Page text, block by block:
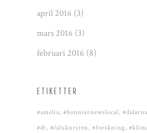
april 2016 (3)
mars 2016 (3)
februari 2016 (8)
ETIKETTER
#amelia #bonniernewslocal
#dt #falukuriren #forskning